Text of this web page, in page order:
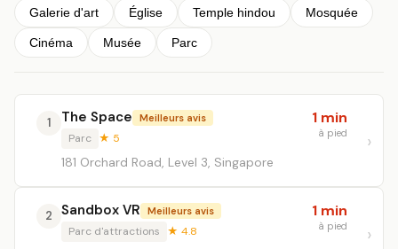
Galerie d'art Église Temple hindou Mosquée
Cinéma Musée Parc
1 The Space Meilleurs avis
Parc ★ 5
181 Orchard Road, Level 3, Singapore
1 min
à pied
2 Sandbox VR Meilleurs avis
Parc d'attractions ★ 4.8
1 min
à pied